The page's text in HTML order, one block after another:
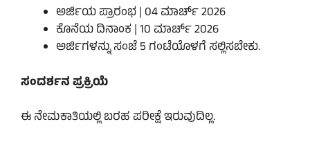
ಅರ್ಜಿಯ ಪ್ರಾರಂಭ | 04 ಮಾರ್ಚ್ 2026
ಕೊನೆಯ ದಿನಾಂಕ | 10 ಮಾರ್ಚ್ 2026
ಅರ್ಜಿಗಳನ್ನು ಸಂಜೆ 5 ಗಂಟೆಯೊಳಗೆ ಸಲ್ಲಿಸಬೇಕು.
ಸಂದರ್ಶನ ಪ್ರಕ್ರಿಯೆ
ಈ ನೇಮಕಾತಿಯಲ್ಲಿ ಬರಹ ಪರೀಕ್ಷೆ ಇರುವುದಿಲ್ಲ.